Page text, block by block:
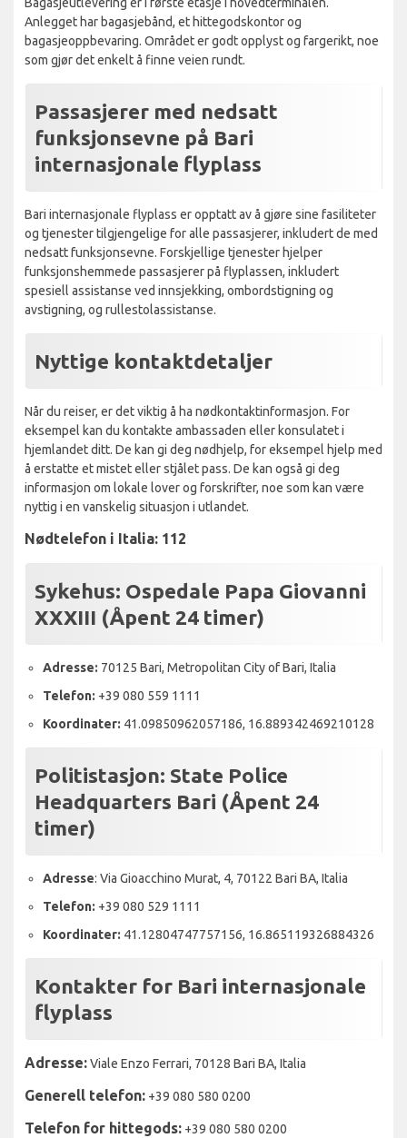
Bagasjeutlevering er i første etasje i hovedterminalen.
Anlegget har bagasjebånd, et hittegodskontor og
bagasjeoppbevaring. Området er godt opplyst og fargerikt, noe
som gjør det enkelt å finne veien rundt.
Passasjerer med nedsatt
funksjonsevne på Bari
internasjonale flyplass
Bari internasjonale flyplass er opptatt av å gjøre sine fasiliteter
og tjenester tilgjengelige for alle passasjerer, inkludert de med
nedsatt funksjonsevne. Forskjellige tjenester hjelper
funksjonshemmede passasjerer på flyplassen, inkludert
spesiell assistanse ved innsjekking, ombordstigning og
avstigning, og rullestolassistanse.
Nyttige kontaktdetaljer
Når du reiser, er det viktig å ha nødkontaktinformasjon. For
eksempel kan du kontakte ambassaden eller konsulatet i
hjemlandet ditt. De kan gi deg nødhjelp, for eksempel hjelp med
å erstatte et mistet eller stjålet pass. De kan også gi deg
informasjon om lokale lover og forskrifter, noe som kan være
nyttig i en vanskelig situasjon i utlandet.
Nødtelefon i Italia: 112
Sykehus: Ospedale Papa Giovanni
XXXIII (Åpent 24 timer)
Adresse: 70125 Bari, Metropolitan City of Bari, Italia
Telefon: +39 080 559 1111
Koordinater: 41.09850962057186, 16.889342469210128
Politistasjon: State Police
Headquarters Bari (Åpent 24
timer)
Adresse: Via Gioacchino Murat, 4, 70122 Bari BA, Italia
Telefon: +39 080 529 1111
Koordinater: 41.12804747757156, 16.865119326884326
Kontakter for Bari internasjonale
flyplass
Adresse:Viale Enzo Ferrari, 70128 Bari BA, Italia
Generell telefon: +39 080 580 0200
Telefon for hittegods: +39 080 580 0200